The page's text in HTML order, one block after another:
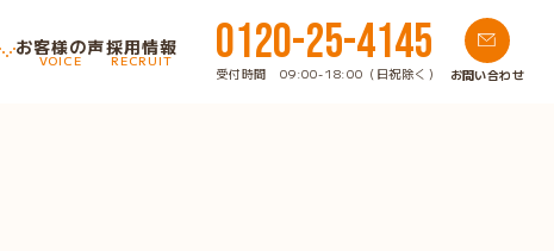
お客様の声
VOICE
採用情報
RECRUIT 0120-25-4145
受付時間 09:00-18:00（日祝除く） お問い合わせ